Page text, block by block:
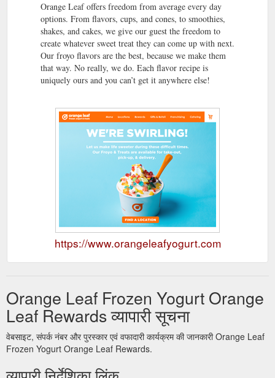
Orange Leaf offers freedom from average every day
options. From flavors, cups, and cones, to smoothies,
shakes, and cakes, we give our guest the freedom to
create whatever sweet treat they can come up with next.
Our froyo flavors are the best, because we make them
that way. No really, we do. Each flavor recipe is
uniquely ours and you can’t get it anywhere else!
https://www.orangeleafyogurt.com
Orange Leaf Frozen Yogurt Orange
Leaf Rewards व्यापारी सूचना
वेबसाइट, संपर्क नंबर और पुरस्कार एवं वफादारी कार्यक्रम की जानकारी Orange Leaf
Frozen Yogurt Orange Leaf Rewards.